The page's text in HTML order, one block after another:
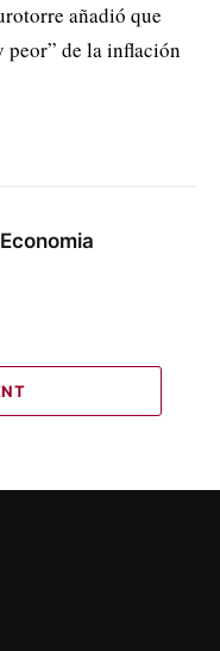
añadió que
peor” de la inflación